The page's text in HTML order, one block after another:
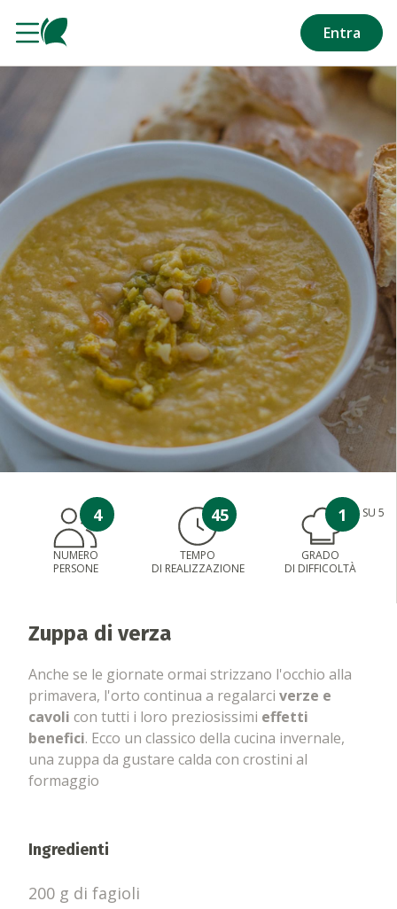
Entra
4
NUMERO
PERSONE
45
TEMPO
DI REALIZZAZIONE
1 SU 5
GRADO
DI DIFFICOLTÀ
Zuppa di verza
Anche se le giornate ormai strizzano l'occhio alla
primavera, l'orto continua a regalarci verze e
cavoli con tutti i loro preziosissimi effetti
benefici. Ecco un classico della cucina invernale,
una zuppa da gustare calda con crostini al
formaggio
Ingredienti
200 g di fagioli